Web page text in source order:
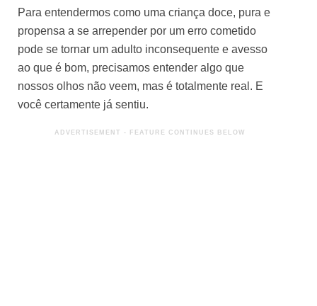
Para entendermos como uma criança doce, pura e
propensa a se arrepender por um erro cometido
pode se tornar um adulto inconsequente e avesso
ao que é bom, precisamos entender algo que
nossos olhos não veem, mas é totalmente real. E
você certamente já sentiu.